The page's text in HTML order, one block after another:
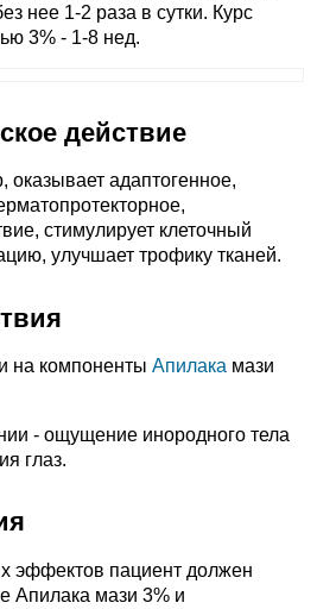
нее 1-2 раза в сутки. Курс
3% - 1-8 нед.
действие
оказывает адаптогенное,
стимулирует клеточный
улучшает трофику тканей.
на компоненты Апилака мази
- ощущение инородного тела
глаз.
эффектов пациент должен
Апилака мази 3% и